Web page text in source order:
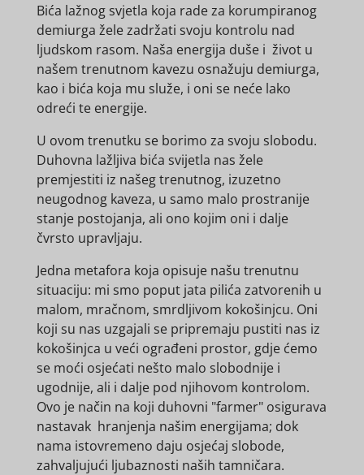
Bića lažnog svjetla koja rade za korumpiranog
demiurga žele zadržati svoju kontrolu nad
ljudskom rasom. Naša energija duše i život u
našem trenutnom kavezu osnažuju demiurga,
kao i bića koja mu služe, i oni se neće lako
odreći te energije.
U ovom trenutku se borimo za svoju slobodu.
Duhovna lažljiva bića svijetla nas žele
premjestiti iz našeg trenutnog, izuzetno
neugodnog kaveza, u samo malo prostranije
stanje postojanja, ali ono kojim oni i dalje
čvrsto upravljaju.
Jedna metafora koja opisuje našu trenutnu
situaciju: mi smo poput jata pilića zatvorenih u
malom, mračnom, smrdljivom kokošinjcu. Oni
koji su nas uzgajali se pripremaju pustiti nas iz
kokošinjca u veći ograđeni prostor, gdje ćemo
se moći osjećati nešto malo slobodnije i
ugodnije, ali i dalje pod njihovom kontrolom.
Ovo je način na koji duhovni "farmer" osigurava
nastavak hranjenja našim energijama; dok
nama istovremeno daju osjećaj slobode,
zahvaljujući ljubaznosti naših tamničara.